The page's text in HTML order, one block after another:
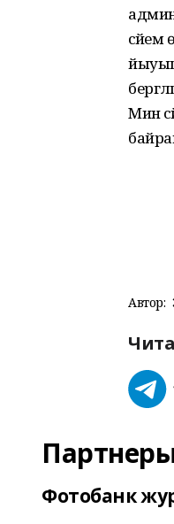
Мин
Автор:
Фотобанк